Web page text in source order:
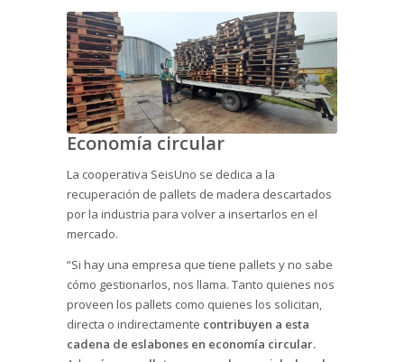
Economía circular
La cooperativa SeisUno se dedica a la
recuperación de pallets de madera descartados
por la industria para volver a insertarlos en el
mercado.
“Si hay una empresa que tiene pallets y no sabe
cómo gestionarlos, nos llama. Tanto quienes nos
proveen los pallets como quienes los solicitan,
directa o indirectamente contribuyen a esta
cadena de eslabones en economía circular.